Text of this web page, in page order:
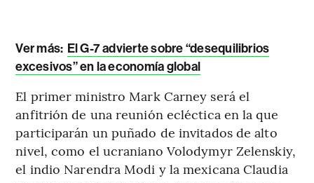
Ver más: El G-7 advierte sobre “desequilibrios
excesivos” en la economía global
El primer ministro Mark Carney será el
anfitrión de una reunión ecléctica en la que
participarán un puñado de invitados de alto
nivel, como el ucraniano Volodymyr Zelenskiy,
el indio Narendra Modi y la mexicana Claudia